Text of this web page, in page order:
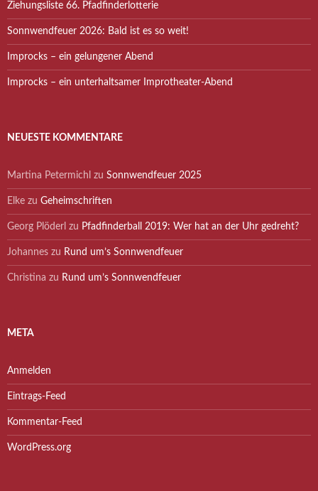
Ziehungsliste 66. Pfadfinderlotterie
Sonnwendfeuer 2026: Bald ist es so weit!
Improcks – ein gelungener Abend
Improcks – ein unterhaltsamer Improtheater-Abend
NEUESTE KOMMENTARE
Martina Petermichl zu Sonnwendfeuer 2025
Elke zu Geheimschriften
Georg Plöderl zu Pfadfinderball 2019: Wer hat an der Uhr gedreht?
Johannes zu Rund um’s Sonnwendfeuer
Christina zu Rund um’s Sonnwendfeuer
META
Anmelden
Eintrags-Feed
Kommentar-Feed
WordPress.org